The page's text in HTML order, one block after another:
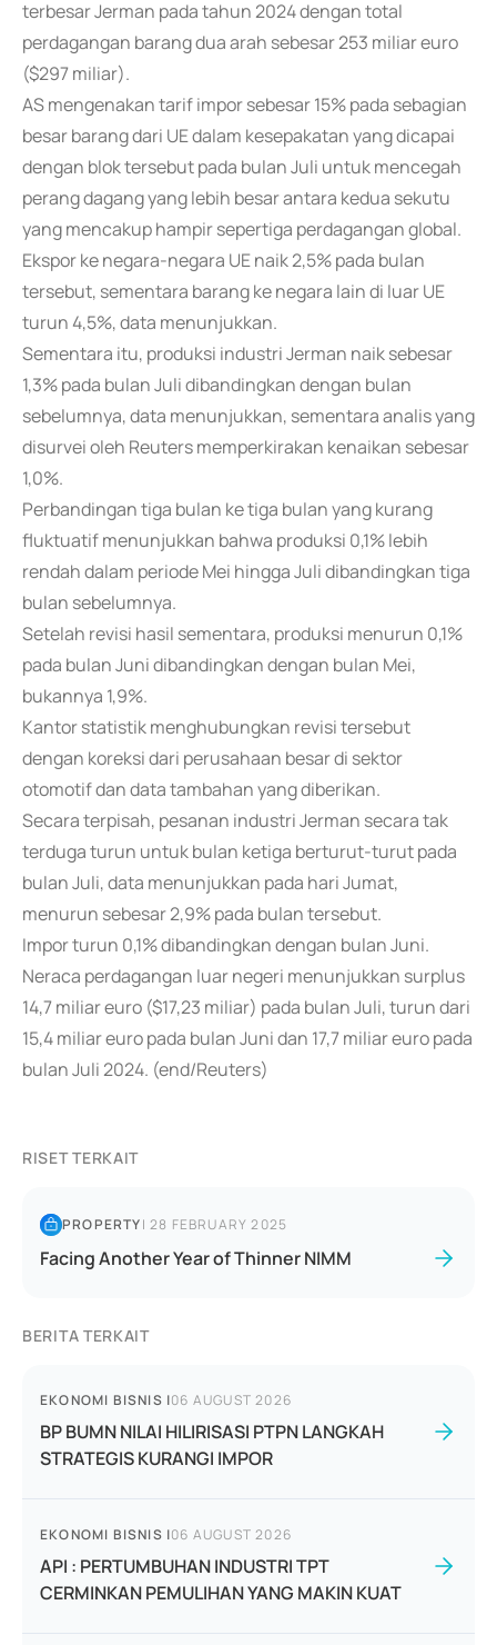
terbesar Jerman pada tahun 2024 dengan total
perdagangan barang dua arah sebesar 253 miliar euro
($297 miliar).
AS mengenakan tarif impor sebesar 15% pada sebagian
besar barang dari UE dalam kesepakatan yang dicapai
dengan blok tersebut pada bulan Juli untuk mencegah
perang dagang yang lebih besar antara kedua sekutu
yang mencakup hampir sepertiga perdagangan global.
Ekspor ke negara-negara UE naik 2,5% pada bulan
tersebut, sementara barang ke negara lain di luar UE
turun 4,5%, data menunjukkan.
Sementara itu, produksi industri Jerman naik sebesar
1,3% pada bulan Juli dibandingkan dengan bulan
sebelumnya, data menunjukkan, sementara analis yang
disurvei oleh Reuters memperkirakan kenaikan sebesar
1,0%.
Perbandingan tiga bulan ke tiga bulan yang kurang
fluktuatif menunjukkan bahwa produksi 0,1% lebih
rendah dalam periode Mei hingga Juli dibandingkan tiga
bulan sebelumnya.
Setelah revisi hasil sementara, produksi menurun 0,1%
pada bulan Juni dibandingkan dengan bulan Mei,
bukannya 1,9%.
Kantor statistik menghubungkan revisi tersebut
dengan koreksi dari perusahaan besar di sektor
otomotif dan data tambahan yang diberikan.
Secara terpisah, pesanan industri Jerman secara tak
terduga turun untuk bulan ketiga berturut-turut pada
bulan Juli, data menunjukkan pada hari Jumat,
menurun sebesar 2,9% pada bulan tersebut.
Impor turun 0,1% dibandingkan dengan bulan Juni.
Neraca perdagangan luar negeri menunjukkan surplus
14,7 miliar euro ($17,23 miliar) pada bulan Juli, turun dari
15,4 miliar euro pada bulan Juni dan 17,7 miliar euro pada
bulan Juli 2024. (end/Reuters)
RISET TERKAIT
PROPERTY|28 FEBRUARY 2025
Facing Another Year of Thinner NIMM
BERITA TERKAIT
EKONOMI BISNIS |06 AUGUST 2026
BP BUMN NILAI HILIRISASI PTPN LANGKAH
STRATEGIS KURANGI IMPOR
EKONOMI BISNIS |06 AUGUST 2026
API : PERTUMBUHAN INDUSTRI TPT
CERMINKAN PEMULIHAN YANG MAKIN KUAT